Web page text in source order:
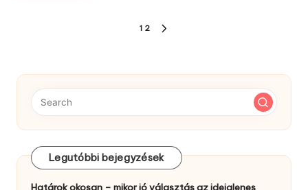
1 2
Legutóbbi bejegyzések